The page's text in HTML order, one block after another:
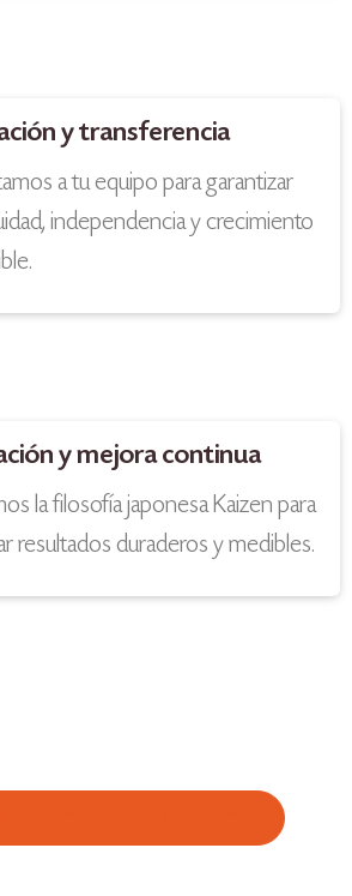
y transferencia
a tu equipo para garantizar
independencia y crecimiento
y mejora continua
la filosofía japonesa Kaizen para
resultados duraderos y medibles.